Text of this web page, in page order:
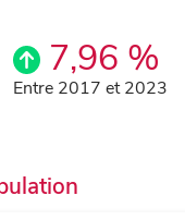
7,96 %
Entre 2017 et 2023